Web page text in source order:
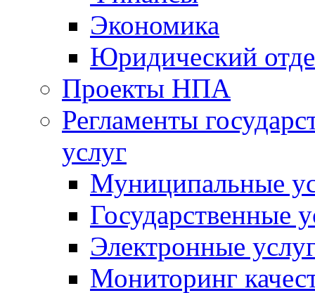
Экономика
Юридический
Проекты НПА
Регламенты
услуг
Муниципальные
Государственные
Электронные
Мониторинг